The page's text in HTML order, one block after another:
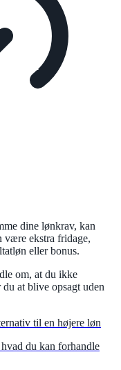
dine lønkrav, kan
være ekstra fridage,
eller bonus.
om, at du ikke
at blive opsagt uden
til en højere løn
du kan forhandle